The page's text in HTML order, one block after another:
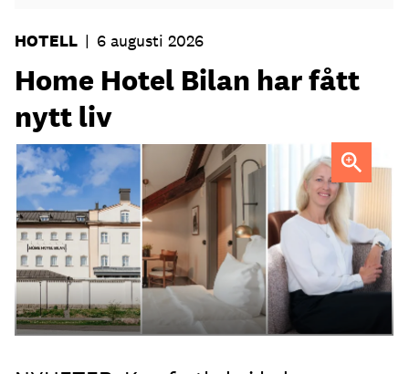
HOTELL | 6 augusti 2026
Home Hotel Bilan har fått
nytt liv
Anna Sundenhammar, General Manager på Home Hotel
Bilan.